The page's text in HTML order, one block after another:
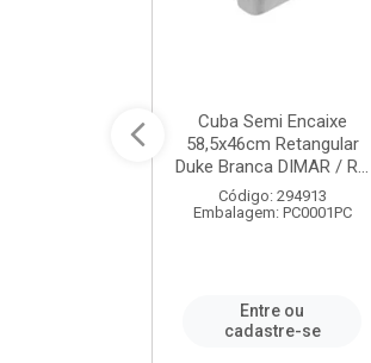
Cuba Semi Encaixe
58,5x46cm Retangular
Duke Branca DIMAR / R...
Código: 294913
Embalagem: PC0001PC
Entre ou
cadastre-se